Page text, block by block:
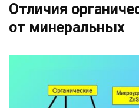
Отличия
от минеральных